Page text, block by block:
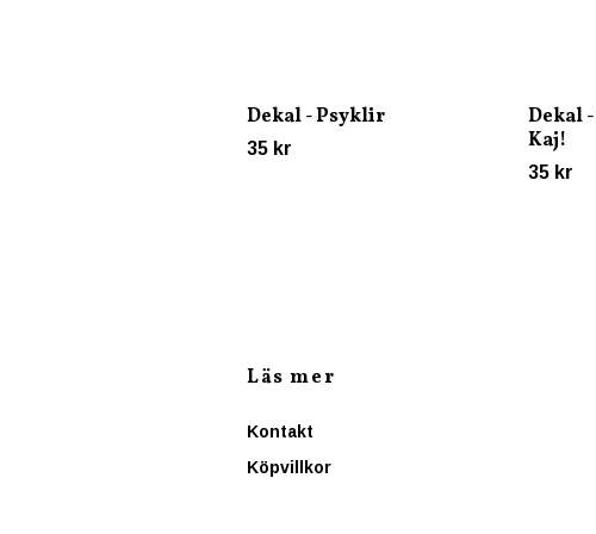
Dekal - Psyklir
35 kr
Dekal
Kaj!
35 kr
Läs mer
Kontakt
Köpvillkor